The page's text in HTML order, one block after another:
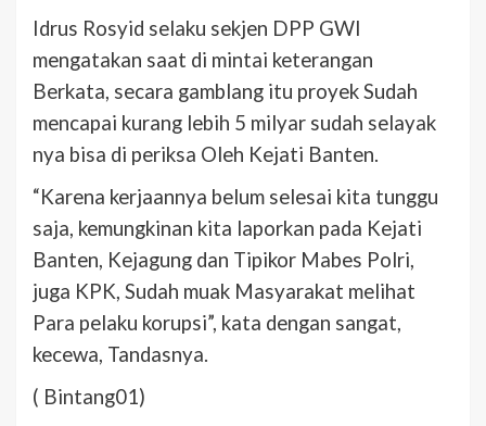
Idrus Rosyid selaku sekjen DPP GWI
mengatakan saat di mintai keterangan
Berkata, secara gamblang itu proyek Sudah
mencapai kurang lebih 5 milyar sudah selayak
nya bisa di periksa Oleh Kejati Banten.
“Karena kerjaannya belum selesai kita tunggu
saja, kemungkinan kita laporkan pada Kejati
Banten, Kejagung dan Tipikor Mabes Polri,
juga KPK, Sudah muak Masyarakat melihat
Para pelaku korupsi”, kata dengan sangat,
kecewa, Tandasnya.
( Bintang01)